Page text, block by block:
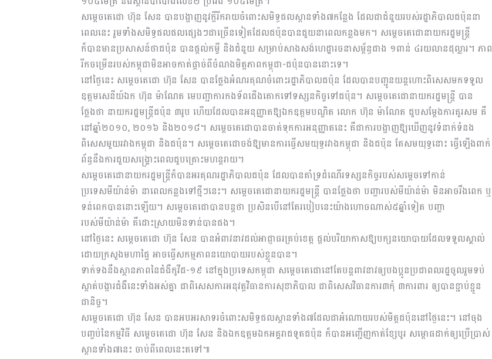
សម្តេចតេជោ ហ៊ុន សែន បានបង្ហាញនូវក្តីរីករាយចំពោះសមិទ្ធផលស្ពានទាំង៧កន្លែង ដែលជាជំនួយរបស់រដ្ឋាភិបាលជប៉ុននា
ពេលនេះ រួមទាំងសមិទ្ធផលផលផ្សេងៗជាច្រើនទៀតដែលជប៉ុនបានជួយនាពេលកន្លងមក។ សម្តេចតេជោនាយករដ្ឋមន្ត្រី
ក៏បានមានប្រសាសន៍ថាជប៉ុន បានផ្តល់កម្ចី និងជំនួយ សម្រាប់សាងសង់ហេដ្ឋារចនាសម្ព័ន្ធជាង ១ពាន់ ៤រយលានដុល្លារ។ ភាព
រីកចម្រើនរបស់កម្ពុជាមិនអាចកាត់ផ្ដាច់ពីចំណងមិត្តភាពកម្ពុជា-ជប៉ុនបាននោះទេ។
នៅថ្ងៃនេះ សម្តេចតេជោ ហ៊ុន សែន បានថ្លែងអំណរគុណចំពោះរដ្ឋាភិបាលជប៉ុន ដែលបានបញ្ជូនយន្តហោះពិសេសមកទទួល
ឧត្តមសេនីយ៍ឯក ហ៊ុន ម៉ាណែត មេបញ្ជាការកងទ័ពជើងគោកទៅទស្សនកិច្ចទៅជប៉ុន។ សម្តេចតេជោនាយករដ្ឋមន្ត្រី បាន
ថ្លែងថា នាយករដ្ឋមន្ត្រីជប៉ុន ៣រូប ហើយដែលបានអនុញ្ញាតឱ្យឯកឧត្តមបណ្ឌិត លោក ហ៊ុន ម៉ាណែត ជួបសម្តែងការគួរសម គឺ
នៅឆ្នាំ២០១០, ២០១៦ និង២០១៨។ សម្តេចតេជោបានចាត់ទុកការអនុញ្ញាតនេះ គឺជាការបង្ហាញឱ្យឃើញនូវទំនាក់ទំនង
ពិសេសមួយរវាងកម្ពុជា និងជប៉ុន។​ សម្តេចតេជោចង់ឱ្យមានការធ្វើសមយុទ្ធរវាងកម្ពុជា និងជប៉ុន តែសមយុទ្ធនោះ ធ្វើឡើងពាក់
ព័ន្ធនឹងការជួយសង្គ្រោះពេលជួបគ្រោះមហន្តរាយ។
សម្តេចតេជោនាយករដ្ឋមន្ត្រីក៏បានអរគុណរដ្ឋាភិបាលជប៉ុន ដែលបានគាំទ្រដំណើរទស្សនកិច្ចរបស់សម្តេចទៅកាន់
ប្រទេសមីយ៉ាន់ម៉ា នាពេលកន្លងទៅថ្មីៗនេះ។ សម្តេចតេជោនាយករដ្ឋមន្ត្រី បានថ្លែងថា បញ្ហារបស់មីយ៉ាន់ម៉ា មិនអាចរឹងពេក ឬ
ទន់ពេកបាននោះឡើយ។ សម្តេចតេជោបានបន្តថា ប្រសិនបើនៅតែរបៀបនេះយ៉ាងហោចណាស់៥ឆ្នាំទៀត បញ្ហា
របស់មីយ៉ាន់ម៉ា គឺដោះស្រាយមិនទាន់បានផង។
នៅថ្ងៃនេះ សម្តេចតេជោ ហ៊ុន សែន បានអំពាវនាវដល់អាជ្ញាធរគ្រប់ខេត្ត ផ្តល់បរិយាកាសឱ្យបក្សនយោបាយដែលទទួលស្គាល់
ដោយក្រសួងមហាផ្ទៃ អាចធ្វើសកម្មភាពនយោបាយរបស់ខ្លួនបាន។
ទាក់ទងនឹងស្ថានភាពនៃជំងឺកូវីដ-១៩ នៅក្នុងប្រទេសកម្ពុជា សម្ដេចតេជោនៅតែបន្តពាវនាវឲ្យបងប្អូនប្រជាពលរដ្ឋចូលរួមទប់
ស្កាត់បង្ការជំងឺនេះទាំងអស់គ្នា ជាពិសេសការអនុវត្តវិធានការសុខាភិបាល ជាពិសេសវិធានការ៣កុំ ៣ការពារ ឲ្យបានខ្ជាប់ខ្ជួន
ជានិច្ច។
សម្តេចតេជោ ហ៊ុន សែន បានអបអរសាទរចំពោះសមិទ្ធផលស្ពានទាំង៧ដែលជាអំណោយរបស់មិត្តជប៉ុននៅថ្ងៃនេះ។ នៅចុង
បញ្ចប់នៃកម្មវិធី សម្ដេចតេជោ ហ៊ុន សែន និងឯកឧត្តមឯកអគ្គរាជទូតជប៉ុន ក៏បានអញ្ជើញកាត់ខ្សែបូរ សម្ពោធដាក់ឲ្យប្រើប្រាស់
ស្ពានទាំង៧នេះ ចាប់ពីពេលនេះតទៅ៕